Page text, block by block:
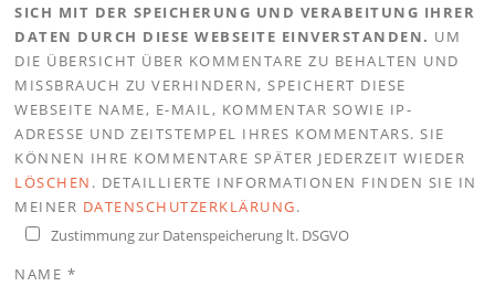
SICH MIT DER SPEICHERUNG UND VERABEITUNG IHRER
DATEN DURCH DIESE WEBSEITE EINVERSTANDEN. UM
DIE ÜBERSICHT ÜBER KOMMENTARE ZU BEHALTEN UND
MISSBRAUCH ZU VERHINDERN, SPEICHERT DIESE
WEBSEITE NAME, E-MAIL, KOMMENTAR SOWIE IP-
ADRESSE UND ZEITSTEMPEL IHRES KOMMENTARS. SIE
KÖNNEN IHRE KOMMENTARE SPÄTER JEDERZEIT WIEDER
LÖSCHEN . DETAILLIERTE INFORMATIONEN FINDEN SIE IN
MEINER DATENSCHUTZERKLÄRUNG.
Zustimmung zur Datenspeicherung lt. DSGVO
NAME *